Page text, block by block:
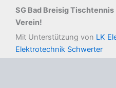
Inhalt
SG Bad Breisig Tischtennis
Verein!
Mit Unterstützung von LK
Elektrotechnik Schwerter